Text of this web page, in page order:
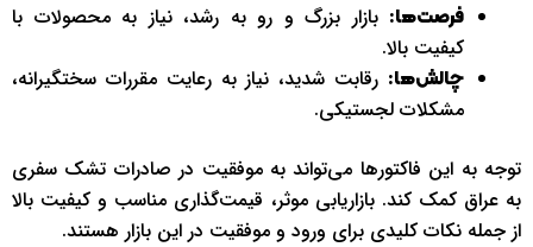
فرصت‌ها: بازار بزرگ و رو به رشد، نیاز به محصولات با
کیفیت بالا.
چالش‌ها: رقابت شدید، نیاز به رعایت مقررات سختگیرانه،
مشکلات لجستیکی.
توجه به این فاکتورها می‌تواند به موفقیت در صادرات تشک سفری
به عراق کمک کند. بازاریابی موثر، قیمت‌گذاری مناسب و کیفیت بالا
از جمله نکات کلیدی برای ورود و موفقیت در این بازار هستند.